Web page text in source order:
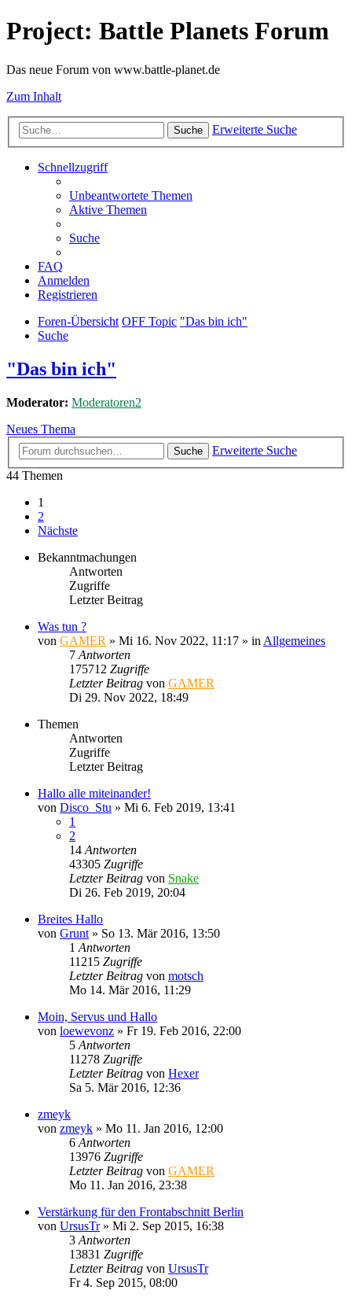
Project: Battle Planets Forum
Das neue Forum von www.battle-planet.de
Zum Inhalt
Suche Erweiterte Suche
Schnellzugriff
Unbeantwortete Themen
Aktive Themen
Suche
FAQ
Anmelden
Registrieren
Foren-Übersicht OFF Topic "Das bin ich"
Suche
"Das bin ich"
Moderator: Moderatoren2
Neues Thema
Suche
Erweiterte Suche
44 Themen
1
2
Nächste
Bekanntmachungen
Antworten
Zugriffe
Letzter Beitrag
Was tun ?
von GAMER » Mi 16. Nov 2022, 11:17 » in Allgemeines
7 Antworten
175712 Zugriffe
Letzter Beitrag von GAMER
Di 29. Nov 2022, 18:49
Themen
Antworten
Zugriffe
Letzter Beitrag
Hallo alle miteinander!
von Disco_Stu » Mi 6. Feb 2019, 13:41
1
2
14 Antworten
43305 Zugriffe
Letzter Beitrag von Snake
Di 26. Feb 2019, 20:04
Breites Hallo
von Grunt » So 13. Mär 2016, 13:50
1 Antworten
11215 Zugriffe
Letzter Beitrag von motsch
Mo 14. Mär 2016, 11:29
Moin, Servus und Hallo
von loewevonz » Fr 19. Feb 2016, 22:00
5 Antworten
11278 Zugriffe
Letzter Beitrag von Hexer
Sa 5. Mär 2016, 12:36
zmeyk
von zmeyk » Mo 11. Jan 2016, 12:00
6 Antworten
13976 Zugriffe
Letzter Beitrag von GAMER
Mo 11. Jan 2016, 23:38
Verstärkung für den Frontabschnitt Berlin
von UrsusTr» Mi 2. Sep 2015, 16:38
3 Antworten
13831 Zugriffe
Letzter Beitrag von UrsusTr
Fr 4. Sep 2015, 08:00